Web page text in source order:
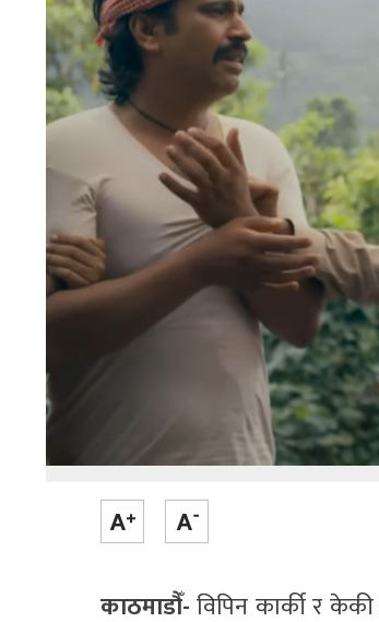
काठमाडौँ-विपिन कार्की र